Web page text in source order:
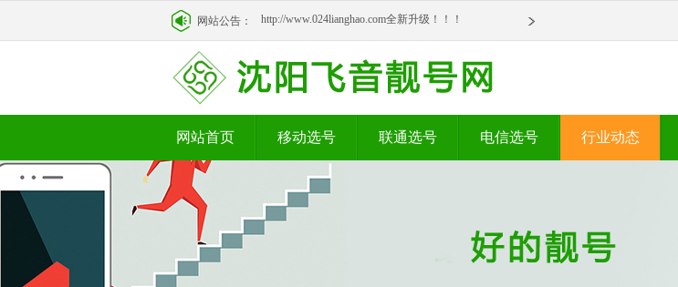
网站公告： http://www.024lianghao.com全新升级！！！
网站首页 移动选号 联通选号 电信选号 行业动态